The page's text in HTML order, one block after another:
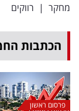
מחקר | רווקים
הכתבות
פרסום ראשון